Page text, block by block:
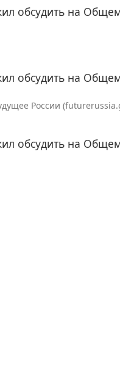
обсудить на
обсудить на
России
обсудить на